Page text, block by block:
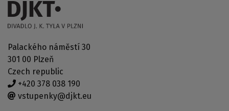
Palackého náměstí 30
301 00 Plzeň
Czech republic
+420 378 038 190
vstupenky@djkt.eu